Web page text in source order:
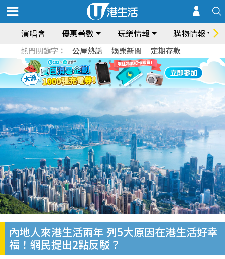
演唱會 優惠著數 玩樂情報 購物情報
熱門關鍵字： 公屋熱話 娛樂新聞 定期存款
內地人來港生活兩年 列5大原因在港生活好幸
福！網民提出2點反駁？